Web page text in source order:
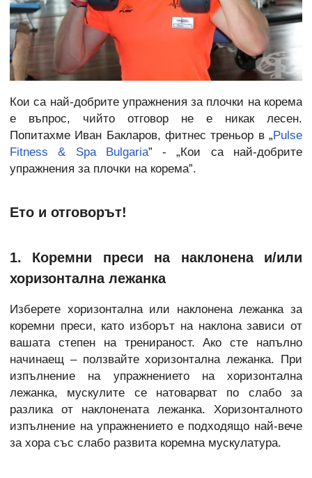
Кои са най-добрите упражнения за плочки на корема
е въпрос, чийто отговор не е никак лесен.
Попитахме Иван Бакларов, фитнес треньор в „Pulse
Fitness & Spa Bulgaria” - „Кои са най-добрите
упражнения за плочки на корема”.
Ето и отговорът!
1. Коремни преси на наклонена и/или
хоризонтална лежанка
Изберете хоризонтална или наклонена лежанка за
коремни преси, като изборът на наклона зависи от
вашата степен на тренираност. Ако сте напълно
начинаещ – ползвайте хоризонтална лежанка. При
изпълнение на упражнението на хоризонтална
лежанка, мускулите се натоварват по слабо за
разлика от наклонената лежанка. Хоризонталното
изпълнение на упражнението е подходящо най-вече
за хора със слабо развита коремна мускулатура.